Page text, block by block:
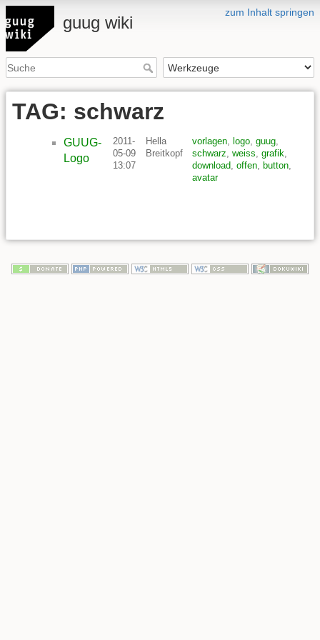
zum Inhalt springen
guug wiki
TAG: schwarz
GUUG-
Logo
2011-
05-09
13:07
Hella
Breitkopf
vorlagen, logo, guug,
schwarz, weiss, grafik,
download, offen, button,
avatar